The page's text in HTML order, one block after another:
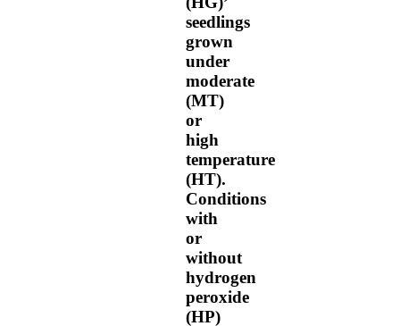
seedlings
grown
under
moderate
(MT)
or
high
temperature
(HT).
Conditions
with
or
without
hydrogen
peroxide
(HP)